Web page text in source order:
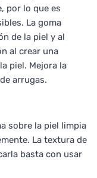
por lo que es
La goma
de la piel y al
al crear una
piel. Mejora la
arrugas.
sobre la piel limpia
La textura de
basta con usar